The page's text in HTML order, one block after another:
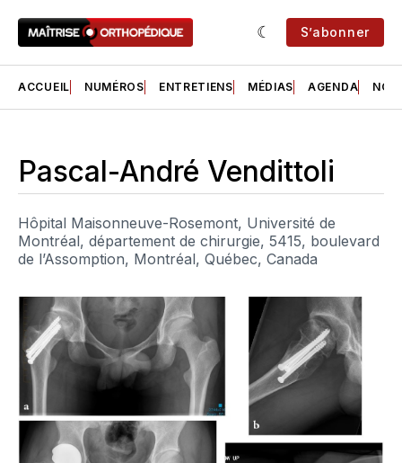
S’abonner
ACCUEIL NUMÉROS ENTRETIENS MÉDIAS AGENDA NOS
Pascal-André Vendittoli
Hôpital Maisonneuve-Rosemont, Université de
Montréal, département de chirurgie, 5415, boulevard
de l’Assomption, Montréal, Québec, Canada